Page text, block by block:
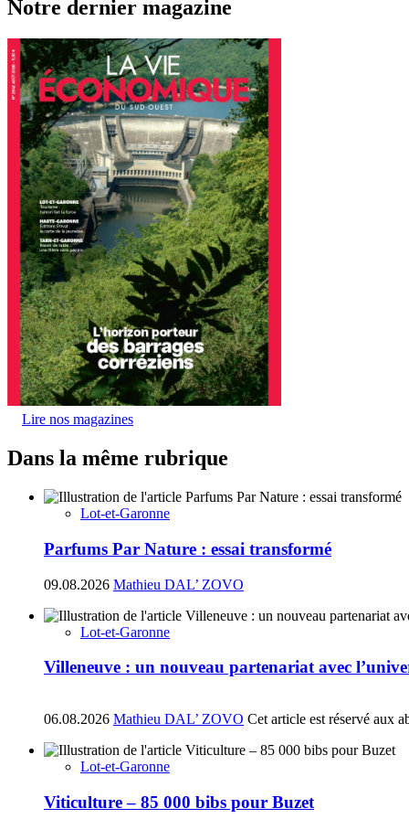
Notre dernier magazine
Lire nos magazines
Dans la même rubrique
Lot-et-Garonne
Parfums Par Nature : essai transformé
09.08.2026 Mathieu DAL’ ZOVO
Lot-et-Garonne
Villeneuve : un nouveau partenariat avec
06.08.2026 Mathieu DAL’ ZOVO Cet article est réservé aux
Lot-et-Garonne
Viticulture – 85 000 bibs pour Buzet